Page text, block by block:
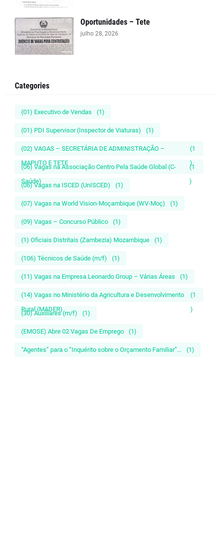
Oportunidades – Tete
julho 28, 2026
Categories
(01) Executivo de Vendas (1)
(01) PDI Supervisor (Inspector de Viaturas) (1)
(02) VAGAS – SECRETÁRIA DE ADMINISTRAÇÃO –
MAPUTO E TETE
(1
)
(06) Vagas na Associação Centro Pela Saúde Global (C-
Saúde)
(1
)
(06) Vagas na ISCED (UnISCED) (1)
(07) Vagas na World Vision-Moçambique (WV-Moç) (1)
(09) Vagas – Concurso Público (1)
(1) Oficiais Distritais (Zambezia) Mozambique (1)
(106) Técnicos de Saúde (m/f) (1)
(11) Vagas na Empresa Leonardo Group – Várias Áreas (1)
(14) Vagas no Ministério da Agricultura e Desenvolvimento
Rural (MADER)
(1
)
(30) Auxiliares (m/f) (1)
(EMOSE) Abre 02 Vagas De Emprego (1)
“Agentes” para o “Inquérito sobre o Orçamento Familiar”... (1)